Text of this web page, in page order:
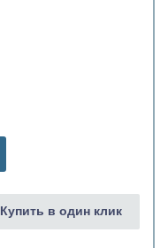
Купить в один клик